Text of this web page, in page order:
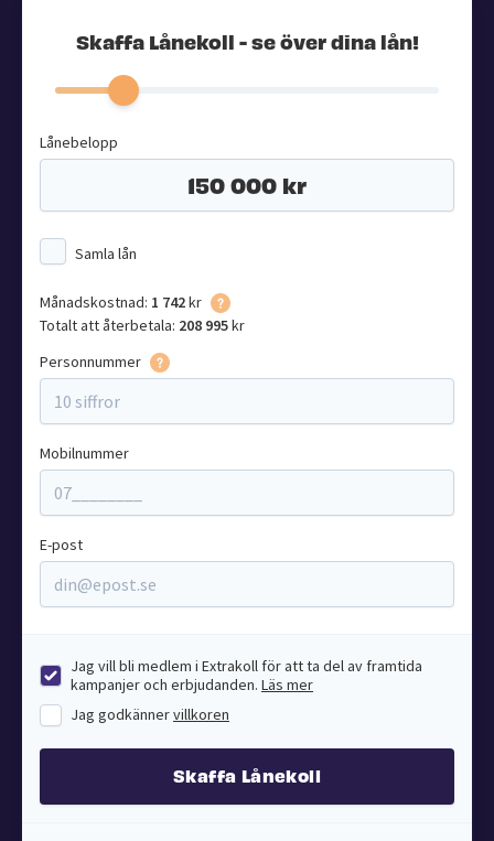
Skaffa Lånekoll - se över dina lån!
Lånebelopp
Samla lån
Månadskostnad: 1 742kr
Totalt att återbetala: 208 995kr
Personnummer
Mobilnummer
E-post
Jag vill bli medlem i Extrakoll för att ta del av framtida
kampanjer och erbjudanden. Läs mer
Jag godkännervillkoren
Skaffa Lånekoll